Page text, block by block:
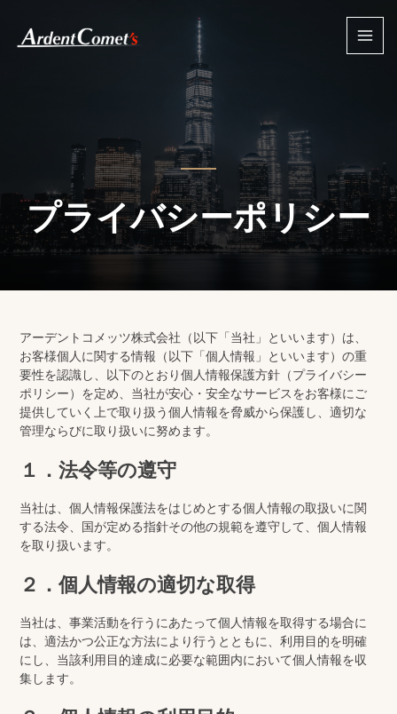
プライバシーポリシー
アーデントコメッツ株式会社（以下「当社」といいます）は、
お客様個人に関する情報（以下「個人情報」といいます）の重
要性を認識し、以下のとおり個人情報保護方針（プライバシー
ポリシー）を定め、当社が安心・安全なサービスをお客様にご
提供していく上で取り扱う個人情報を脅威から保護し、適切な
管理ならびに取り扱いに努めます。
１．法令等の遵守
当社は、個人情報保護法をはじめとする個人情報の取扱いに関
する法令、国が定める指針その他の規範を遵守して、個人情報
を取り扱います。
２．個人情報の適切な取得
当社は、事業活動を行うにあたって個人情報を取得する場合に
は、適法かつ公正な方法により行うとともに、利用目的を明確
にし、当該利用目的達成に必要な範囲内において個人情報を収
集します。